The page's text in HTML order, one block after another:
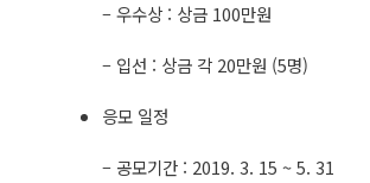
– 우수상 : 상금 100만원
– 입선 : 상금 각 20만원 (5명)
응모 일정
– 공모기간 : 2019. 3. 15 ~ 5. 31